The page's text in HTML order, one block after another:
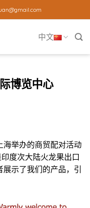
中文
博览中心
海举办的商贸配对活动
度次大陆火龙果出口
示了我们的产品，引